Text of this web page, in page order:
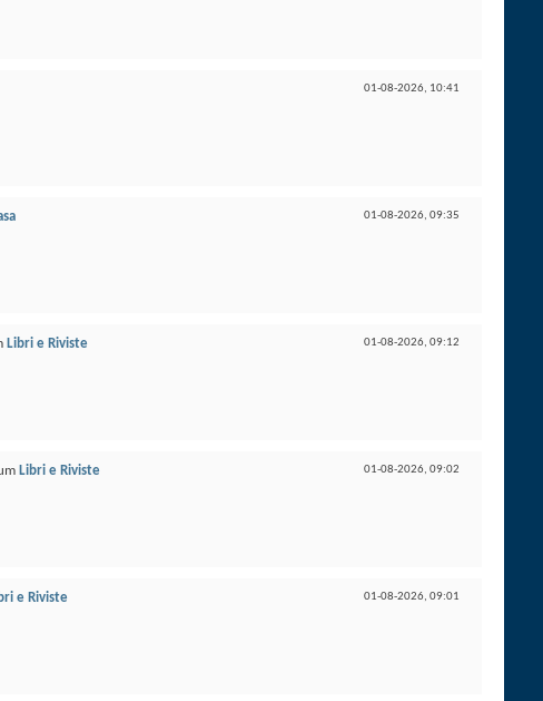
01-08-2026, 10:41
01-08-2026, 09:35
01-08-2026, 09:12
Libri e Riviste
01-08-2026, 09:02
Libri e Riviste
01-08-2026, 09:01
e Riviste